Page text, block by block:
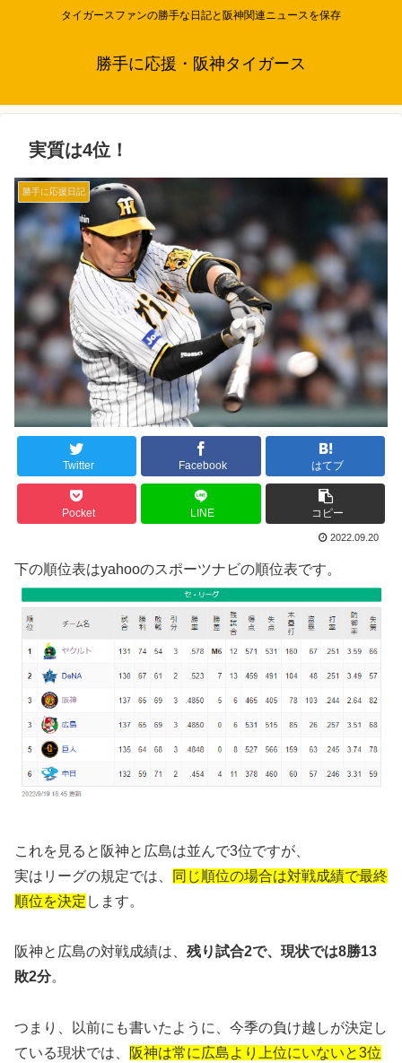
タイガースファンの勝手な日記と阪神関連ニュースを保存
勝手に応援・阪神タイガース
実質は4位！
勝手に応援日記
Twitter Facebook はてブ
Pocket LINE コピー
2022.09.20
下の順位表はyahooのスポーツナビの順位表です。
これを見ると阪神と広島は並んで3位ですが、
実はリーグの規定では、
同じ順位の場合は対戦成績で最終
順位を決定 します。
阪神と広島の対戦成績は、 残り試合2で、現状では8勝13
敗2分。
つまり、以前にも書いたように、今季の負け越しが決定し
ている現状では、
阪神は常に広島より上位にいないと3位